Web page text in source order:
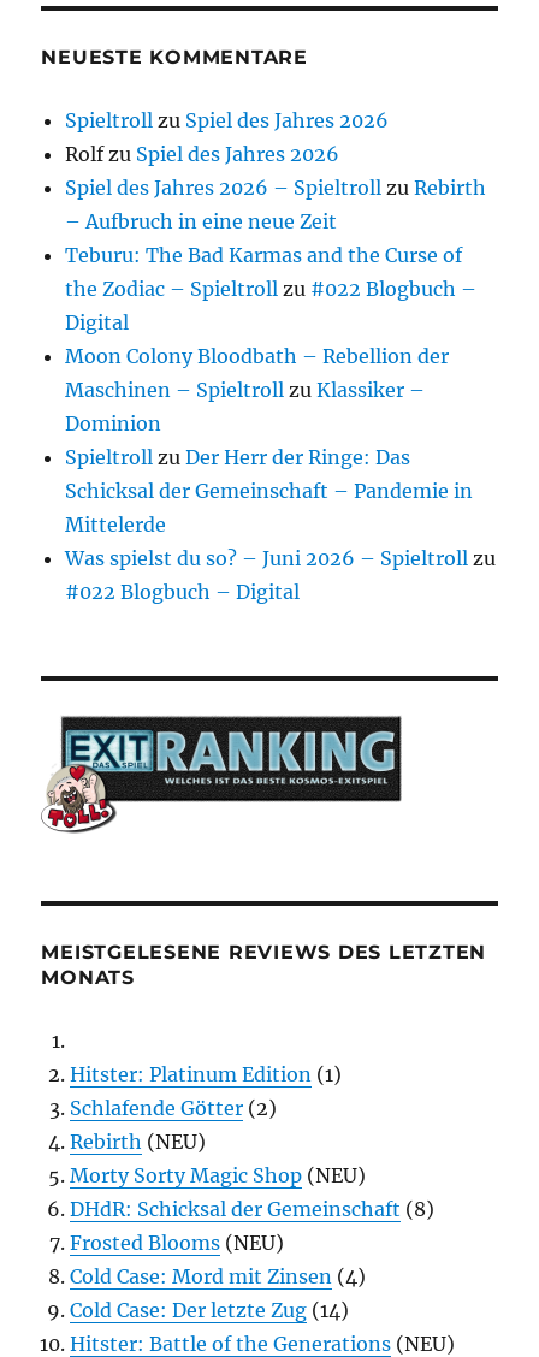
NEUESTE KOMMENTARE
Spieltroll zu Spiel des Jahres 2026
Rolfzu Spiel des Jahres 2026
Spiel des Jahres 2026 – Spieltroll zuRebirth
– Aufbruch in eine neue Zeit
Teburu: The Bad Karmas and the Curse of
the Zodiac – Spieltroll zu #022 Blogbuch –
Digital
Moon Colony Bloodbath – Rebellion der
Maschinen – Spieltroll zuKlassiker –
Dominion
Spieltroll zuDer Herr der Ringe: Das
Schicksal der Gemeinschaft – Pandemie in
Mittelerde
Was spielst du so? – Juni 2026 – Spieltroll zu
#022 Blogbuch – Digital
MEISTGELESENE REVIEWS DES LETZTEN
MONATS
Hitster: Platinum Edition (1)
Schlafende Götter (2)
Rebirth (NEU)
Morty Sorty Magic Shop (NEU)
DHdR: Schicksal der Gemeinschaft (8)
Frosted Blooms (NEU)
Cold Case: Mord mit Zinsen (4)
Cold Case: Der letzte Zug (14)
Hitster: Battle of the Generations (NEU)